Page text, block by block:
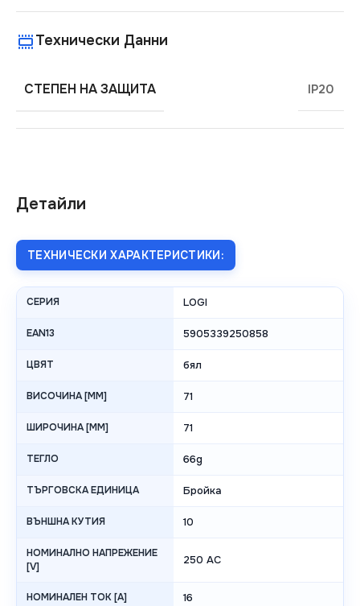
Детайли
ТЕХНИЧЕСКИ ХАРАКТЕРИСТИКИ:
СЕРИЯ LOGI
EAN13 5905339250858
ЦВЯТ бял
ВИСОЧИНА [MM] 71
ШИРОЧИНА [MM] 71
ТЕГЛО 66g
ТЪРГОВСКА ЕДИНИЦА Бройка
ВЪНШНА КУТИЯ 10
НОМИНАЛНО НАПРЕЖЕНИЕ
[V]
250 AC
НОМИНАЛЕН ТОК [A] 16
Технически Данни
СТЕПЕН НА ЗАЩИТА IP20